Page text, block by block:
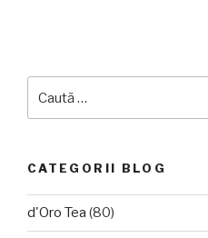
după:
CATEGORII BLOG
d'Oro Tea (80)